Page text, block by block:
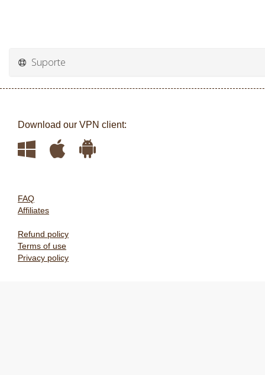
Suporte
Download our VPN client:
FAQ
Affiliates
Refund policy
Terms of use
Privacy policy